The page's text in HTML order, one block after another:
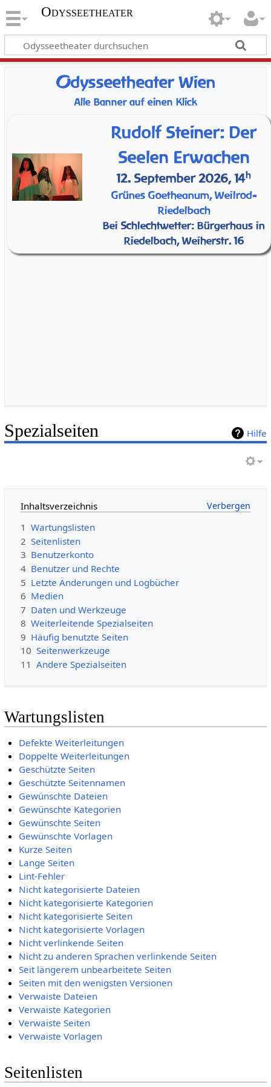
Odysseetheater
Odysseetheater Wien
Alle Banner auf einen Klick
Rudolf Steiner: Der
Seelen Erwachen
12. September 2026, 14h
Grünes Goetheanum, Weilrod-
Riedelbach
Bei Schlechtwetter: Bürgerhaus in
Riedelbach, Weiherstr. 16
Hilfe
Spezialseiten
Inhaltsverzeichnis
1 Wartungslisten
2 Seitenlisten
3 Benutzerkonto
4 Benutzer und Rechte
5 Letzte Änderungen und Logbücher
6 Medien
7 Daten und Werkzeuge
8 Weiterleitende Spezialseiten
9 Häufig benutzte Seiten
10 Seitenwerkzeuge
11 Andere Spezialseiten
Wartungslisten
Defekte Weiterleitungen
Doppelte Weiterleitungen
Geschützte Seiten
Geschützte Seitennamen
Gewünschte Dateien
Gewünschte Kategorien
Gewünschte Seiten
Gewünschte Vorlagen
Kurze Seiten
Lange Seiten
Lint-Fehler
Nicht kategorisierte Dateien
Nicht kategorisierte Kategorien
Nicht kategorisierte Seiten
Nicht kategorisierte Vorlagen
Nicht verlinkende Seiten
Nicht zu anderen Sprachen verlinkende Seiten
Seit längerem unbearbeitete Seiten
Seiten mit den wenigsten Versionen
Verwaiste Dateien
Verwaiste Kategorien
Verwaiste Seiten
Verwaiste Vorlagen
Seitenlisten